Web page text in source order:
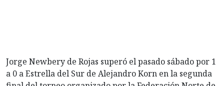
Jorge Newbery de Rojas superó el pasado sábado por 1
a 0 a Estrella del Sur de Alejandro Korn en la segunda